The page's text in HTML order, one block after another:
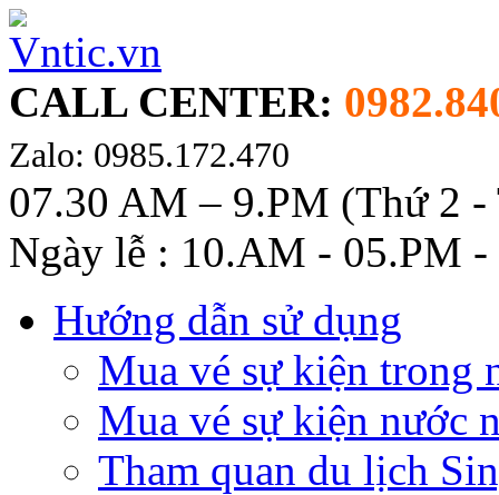
CALL CENTER:
Zalo: 0985.172.470
07.30 AM – 9.PM (Thứ 2 -
Ngày lễ : 10.AM - 05.PM -
Hướng dẫn sử dụng
Mua vé sự kiện trong
Mua vé sự kiện nước
Tham quan du lịch